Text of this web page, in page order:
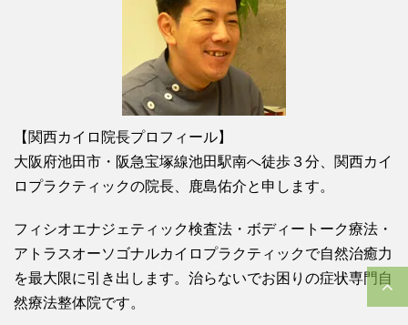
【関西カイロ院長プロフィール】
大阪府池田市・阪急宝塚線池田駅南へ徒歩３分、関西カイ
ロプラクティックの院長、鹿島佑介と申します。
フィシオエナジェティック検査法・ボディートーク療法・
アトラスオーソゴナルカイロプラクティックで自然治癒力
を最大限に引き出します。治らないでお困りの症状専門自
然療法整体院です。